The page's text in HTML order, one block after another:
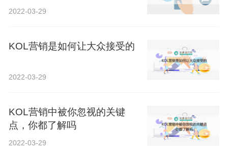
2022-03-29
KOL营销是如何让大众接受的
2022-03-29
KOL营销中被你忽视的关键
点，你都了解吗
2022-03-29